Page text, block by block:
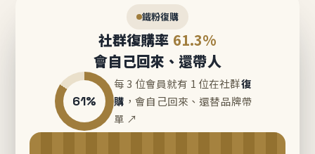
鐵粉復購
社群復購率 61.3%
會自己回來、還帶人
61%
每 3 位會員就有 1 位在社群復
購 ，會自己回來、還替品牌帶
單 ↗